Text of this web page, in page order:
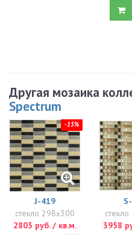
Другая мозаика
Spectrum
-15%
J-419
стекло 298x300
2803 руб. / кв.м.
3958